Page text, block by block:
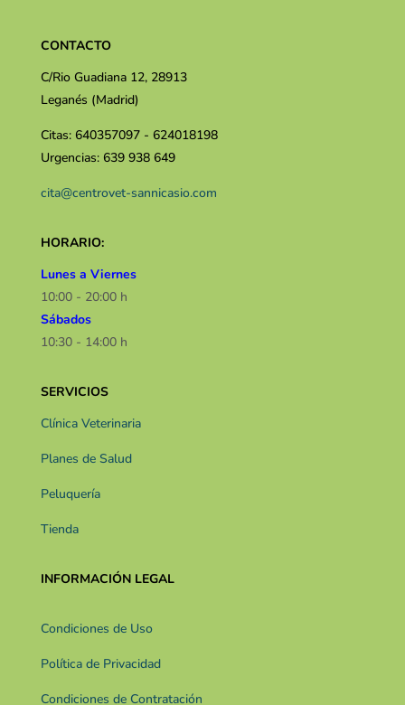
CONTACTO
C/Rio Guadiana 12, 28913
Leganés (Madrid)
Citas: 640357097 - 624018198
Urgencias: 639 938 649
cita@centrovet-sannicasio.com
HORARIO:
Lunes a Viernes
10:00 - 20:00 h
Sábados
10:30 - 14:00 h​​
SERVICIOS
Clínica Veterinaria
Planes de Salud
Peluquería
Tienda
INFORMACIÓN LEGAL
Condiciones de Uso
Política de Privacidad
Condiciones de Contratación